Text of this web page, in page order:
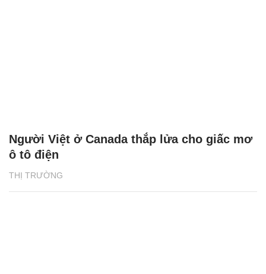
THỊ TRƯỜNG
Người Việt ở Canada thắp lửa cho giấc mơ
ô tô điện